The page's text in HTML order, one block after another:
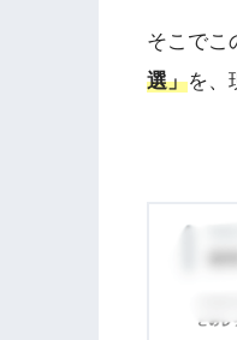
そこでこ
選」を、